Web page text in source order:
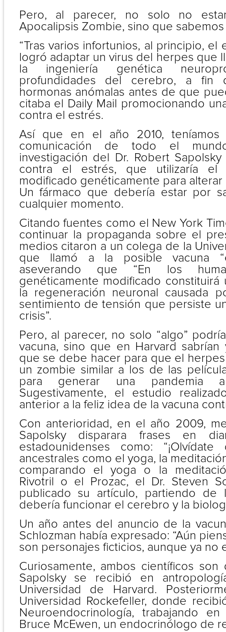
Pero, al parecer, no solo no
Apocalipsis Zombie, sino que
“Tras varios infortunios, al principio,
logró adaptar un virus del herpes que
la ingeniería genética
profundidades del cerebro, a fin
hormonas anómalas antes de que
citaba el Daily Mail promocionando
contra el estrés.
Así que en el año 2010,
comunicación de todo el
investigación del Dr. Robert
contra el estrés, que utilizaría el
modificado genéticamente para
Un fármaco que debería estar por
cualquier momento.
Citando fuentes como el New York
continuar la propaganda sobre el
medios citaron a un colega de la
que llamó a la posible vacuna
aseverando que “En los
genéticamente modificado constituirá
la regeneración neuronal causada
sentimiento de tensión que persiste
crisis”.
Pero, al parecer, no solo “algo”
vacuna, sino que en Harvard sabrían
que se debe hacer para que el
un zombie similar a los de las
para generar una pandemia
Sugestivamente, el estudio
anterior a la feliz idea de la vacuna
Con anterioridad, en el año 2009,
Sapolsky disparara frases en
estadounidenses como:
ancestrales como el yoga, la
comparando el yoga o la
Rivotril o el Prozac, el Dr. Steven
publicado su artículo, partiendo de
debería funcionar el cerebro y la
Un año antes del anuncio de la
Schlozman había expresado: “Aún
son personajes ficticios, aunque ya no
Curiosamente, ambos científicos son
Sapolsky se recibió en
Universidad de Harvard.
Universidad Rockefeller, donde
Neuroendocrinología, trabajando
Bruce McEwen, un endocrinólogo de